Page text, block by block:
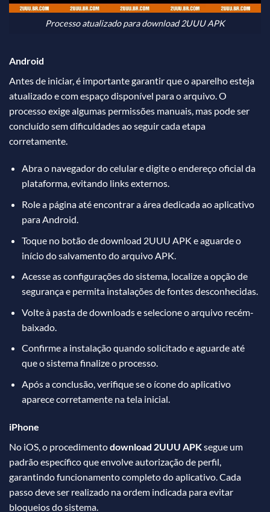
Processo atualizado para download 2UUU APK
Android
Antes de iniciar, é importante garantir que o aparelho esteja
atualizado e com espaço disponível para o arquivo. O
processo exige algumas permissões manuais, mas pode ser
concluído sem dificuldades ao seguir cada etapa
corretamente.
Abra o navegador do celular e digite o endereço oficial da
plataforma, evitando links externos.
Role a página até encontrar a área dedicada ao aplicativo
para Android.
Toque no botão de download 2UUU APK e aguarde o
início do salvamento do arquivo APK.
Acesse as configurações do sistema, localize a opção de
segurança e permita instalações de fontes desconhecidas.
Volte à pasta de downloads e selecione o arquivo recém-
baixado.
Confirme a instalação quando solicitado e aguarde até
que o sistema finalize o processo.
Após a conclusão, verifique se o ícone do aplicativo
aparece corretamente na tela inicial.
iPhone
No iOS, o procedimentodownload 2UUU APKsegue um
padrão específico que envolve autorização de perfil,
garantindo funcionamento completo do aplicativo. Cada
passo deve ser realizado na ordem indicada para evitar
bloqueios do sistema.